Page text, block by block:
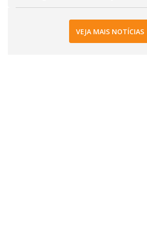
VEJA MAIS NOTÍCIAS